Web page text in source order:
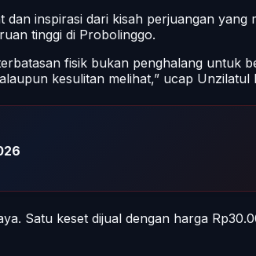
inspirasi dari kisah perjuangan yang
tinggi di Probolinggo.
fisik bukan penghalang untuk
kesulitan melihat,” ucap Unzilatul
Satu keset dijual dengan harga